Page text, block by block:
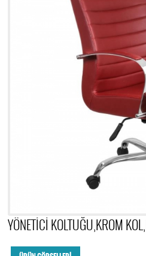
YÖNETİCİ KOLTUĞU,KROM